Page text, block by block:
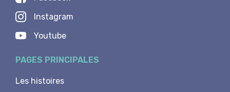
Instagram
Youtube
PAGES PRINCIPALES
Les histoires